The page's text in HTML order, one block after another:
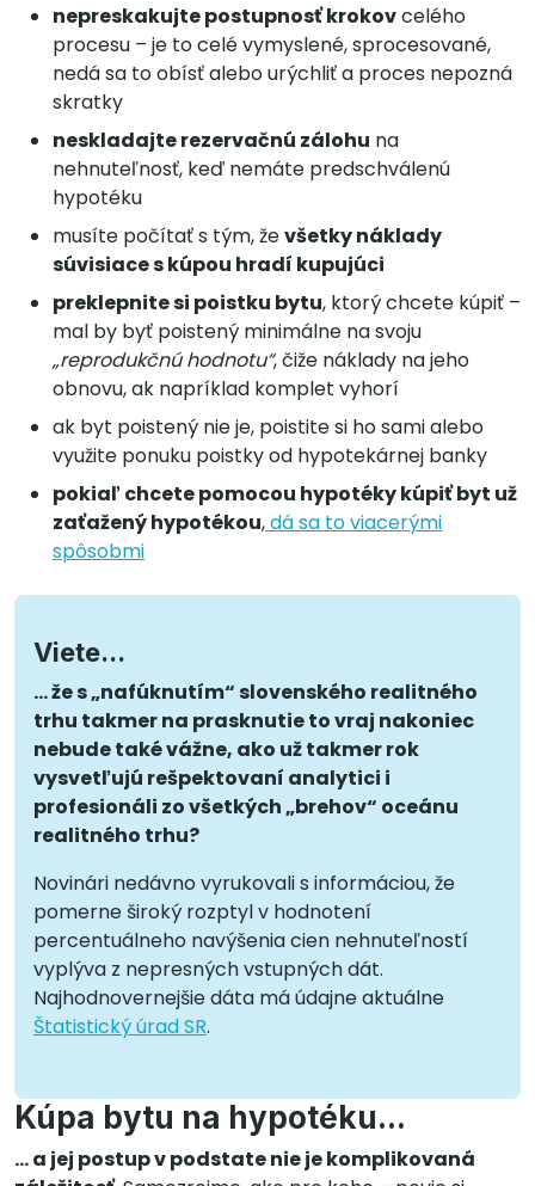
nepreskakujte postupnosť krokovcelého
procesu – je to celé vymyslené, sprocesované,
nedá sa to obísť alebo urýchliť a proces nepozná
skratky
neskladajte rezervačnú zálohu na
nehnuteľnosť, keď nemáte predschválenú
hypotéku
musíte počítať s tým, ževšetky náklady
súvisiace s kúpou hradí kupujúci
preklepnite si poistku bytu, ktorý chcete kúpiť –
mal by byť poistený minimálne na svoju
„reprodukčnú hodnotu“, čiže náklady na jeho
obnovu, ak napríklad komplet vyhorí
ak byt poistený nie je, poistite si ho sami alebo
využite ponuku poistky od hypotekárnej banky
pokiaľ chcete pomocou hypotéky kúpiť byt už
zaťažený hypotékou,dá sa to viacerými
spôsobmi
Viete...
… že s „nafúknutím“ slovenského realitného
trhu takmer na prasknutie to vraj nakoniec
nebude také vážne, ako už takmer rok
vysvetľujú rešpektovaní analytici i
profesionáli zo všetkých „brehov“ oceánu
realitného trhu?
Novinári nedávno vyrukovali s informáciou, že
pomerne široký rozptyl v hodnotení
percentuálneho navýšenia cien nehnuteľností
vyplýva z nepresných vstupných dát.
Najhodnovernejšie dáta má údajne aktuálne
Štatistický úrad SR.
Kúpa bytu na hypotéku...
... a jej postup v podstate nie je komplikovaná